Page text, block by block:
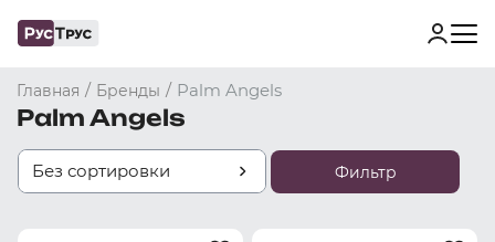
Главная / Бренды / Palm Angels
Palm Angels
Без сортировки Фильтр